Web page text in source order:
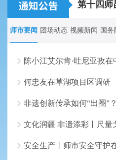
师市要闻 团场动态 视频新闻 国
何忠友在草湖项目区调研
非遗创新传承如何“出圈”？
文化润疆 非遗添彩丨尺
安全生产丨师市安全守护